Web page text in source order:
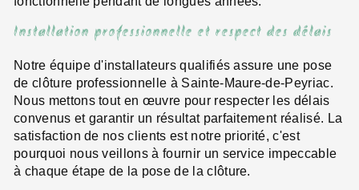
Installation professionnelle et respect des délais
Notre équipe d'installateurs qualifiés assure une pose
de clôture professionnelle à Sainte-Maure-de-Peyriac.
Nous mettons tout en œuvre pour respecter les délais
convenus et garantir un résultat parfaitement réalisé. La
satisfaction de nos clients est notre priorité, c'est
pourquoi nous veillons à fournir un service impeccable
à chaque étape de la pose de la clôture.